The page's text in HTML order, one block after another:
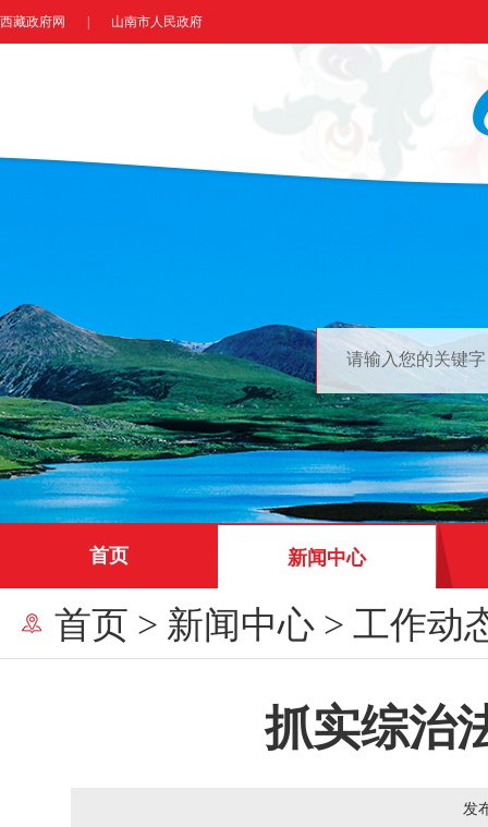
西藏政府网 山南市人民政府
首页 新闻中心
首页 > 新闻中心 > 工作动
抓实综治
发